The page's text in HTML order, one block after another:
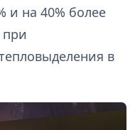
и на 40% более
в